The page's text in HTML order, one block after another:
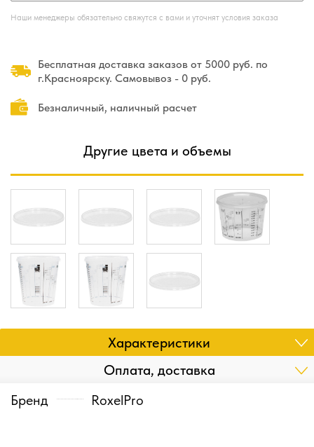
Наши менеджеры обязательно свяжутся с вами и уточнят условия заказа
Бесплатная доставка заказов от 5000 руб. по
г.Красноярску. Самовывоз - 0 руб.
Безналичный, наличный расчет
Другие цвета и объемы
Характеристики
Оплата, доставка
Бренд
RoxelPro